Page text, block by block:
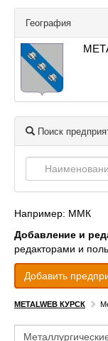
География
Поиск
Например: ММК
Добавление и
редакторами и
Добавить
METALWEB КУРСК